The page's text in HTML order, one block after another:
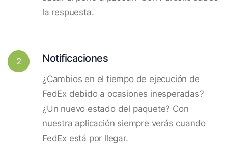
la respuesta.
2 Notificaciones
¿Cambios en el tiempo de ejecución de
FedEx debido a ocasiones inesperadas?
¿Un nuevo estado del paquete? Con
nuestra aplicación siempre verás cuando
FedEx está por llegar.